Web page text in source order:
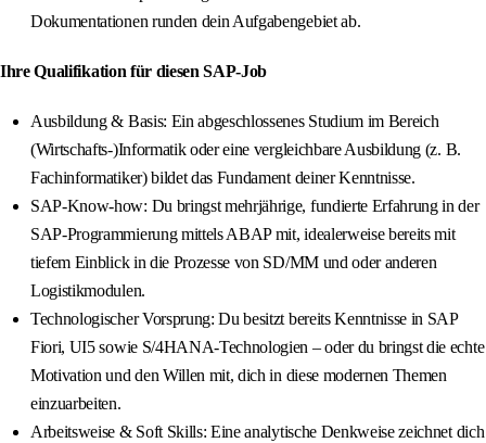
Dokumentationen runden dein Aufgabengebiet ab.
Ihre Qualifikation für diesen SAP-Job
Ausbildung & Basis: Ein abgeschlossenes Studium im Bereich
(Wirtschafts-)Informatik oder eine vergleichbare Ausbildung (z. B.
Fachinformatiker) bildet das Fundament deiner Kenntnisse.
SAP-Know-how: Du bringst mehrjährige, fundierte Erfahrung in der
SAP-Programmierung mittels ABAP mit, idealerweise bereits mit
tiefem Einblick in die Prozesse von SD/MM und oder anderen
Logistikmodulen.
Technologischer Vorsprung: Du besitzt bereits Kenntnisse in SAP
Fiori, UI5 sowie S/4HANA-Technologien – oder du bringst die echte
Motivation und den Willen mit, dich in diese modernen Themen
einzuarbeiten.
Arbeitsweise & Soft Skills: Eine analytische Denkweise zeichnet dich